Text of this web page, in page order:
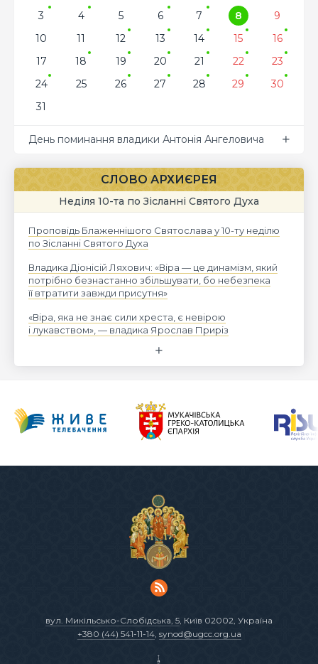
3
4 5 6 7 8
9
10
11 12 13 14 15
16
17
18 19 20 21 22
23
24
25 26 27 28 29
30
31
День поминання владики Антонія Ангеловича
СЛОВО АРХИЄРЕЯ
Неділя 10-та по Зісланні Святого Духа
Проповідь Блаженнішого Святослава у 10-ту неділю
по Зісланні Святого Духа
Владика Діонісій Ляхович: «Віра — це динамізм, який
потрібно безнастанно збільшувати, бо небезпека
її втратити завжди присутня»
«Віра, яка не знає сили хреста, є невірою
і лукавством», — владика Ярослав Приріз
вул. Микільсько-Слобідська, 5 , Київ 02002, Україна
+380 (44) 541-11-14, synod@ugcc.org.ua